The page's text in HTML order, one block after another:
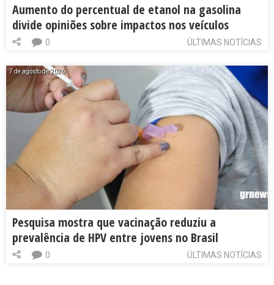
Aumento do percentual de etanol na gasolina
divide opiniões sobre impactos nos veículos
ÚLTIMAS NOTÍCIAS
0
7 de agosto de 2026
Pesquisa mostra que vacinação reduziu a
prevalência de HPV entre jovens no Brasil
ÚLTIMAS NOTÍCIAS
0